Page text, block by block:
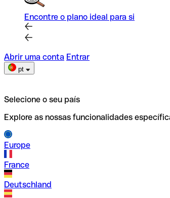
Encontre o plano ideal para si
Abrir uma conta Entrar
pt
Selecione o seu país
Explore as nossas funcionalidades
Europe
France
Deutschland